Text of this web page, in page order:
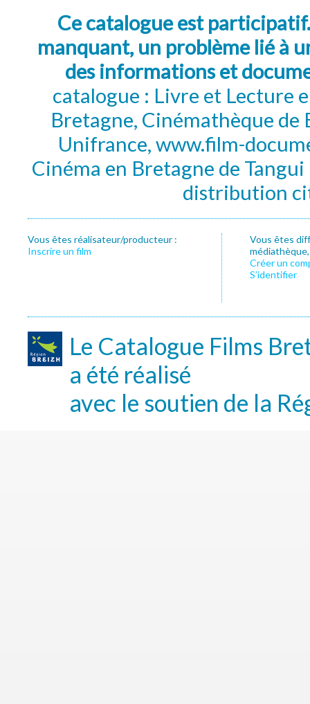
Ce catalogue est
manquant, un problème lié à
des informations et
catalogue : Livre et Lecture
Bretagne, Cinémathèque de
Unifrance, www.film-
Cinéma en Bretagne de
distribution
Vous êtes réalisateur/producteur :
Inscrire un film
Vous êtes
Créer un
S’identifier
Le Catalogue Films
a été réalisé
avec le soutien de la